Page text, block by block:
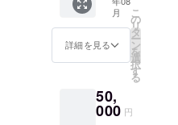
の間の
アイ
キャッ
チのよ
ただく
形とな
ります
らせて
いただ
きま
す】 皆
様から
のご協
かげで
僕はま
た動画
月
詳細を見る
こ
の
リ
タ
ー
ン
を
選
択
す
る
50,
000 円